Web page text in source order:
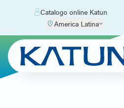
Catalogo online Katun
America Latina